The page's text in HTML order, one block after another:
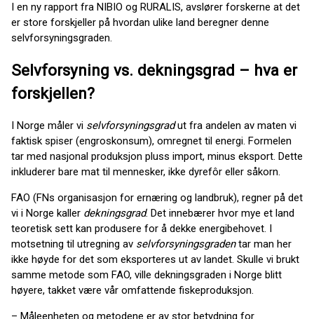
I en ny rapport fra NIBIO og RURALIS, avslører forskerne at det
er store forskjeller på hvordan ulike land beregner denne
selvforsyningsgraden.
Selvforsyning vs. dekningsgrad – hva er
forskjellen?
I Norge måler vi selvforsyningsgradut fra andelen av maten vi
faktisk spiser (engroskonsum), omregnet til energi. Formelen
tar med nasjonal produksjon pluss import, minus eksport. Dette
inkluderer bare mat til mennesker, ikke dyrefôr eller såkorn.
FAO (FNs organisasjon for ernæring og landbruk), regner på det
vi i Norge kaller dekningsgrad. Det innebærer hvor mye et land
teoretisk sett kan produsere for å dekke energibehovet. I
motsetning til utregning av selvforsyningsgradentar man her
ikke høyde for det som eksporteres ut av landet. Skulle vi brukt
samme metode som FAO, ville dekningsgraden i Norge blitt
høyere, takket være vår omfattende fiskeproduksjon.
– Måleenheten og metodene er av stor betydning for